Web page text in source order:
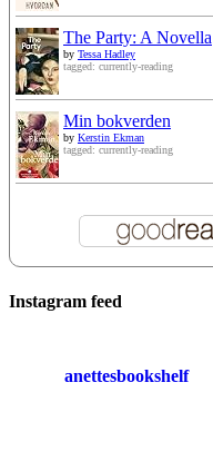
The Party: A Novella
by Tessa Hadley
tagged: currently-reading
Min bokverden
by Kerstin Ekman
tagged: currently-reading
Instagram feed
anettesbookshelf